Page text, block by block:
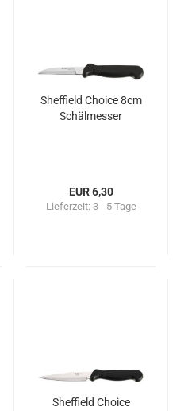
Sheffield Choice 8cm
Schälmesser
EUR 6,30
Lieferzeit: 3 - 5 Tage
Sheffield Choice